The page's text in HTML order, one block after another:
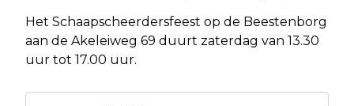
Het Schaapscheerdersfeest op de Beestenborg
aan de Akeleiweg 69 duurt zaterdag van 13.30
uur tot 17.00 uur.